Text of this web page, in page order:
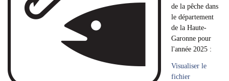
de la pêche dans
le département
de la Haute-
Garonne pour
l'année 2025 :
Visualiser le
fichier